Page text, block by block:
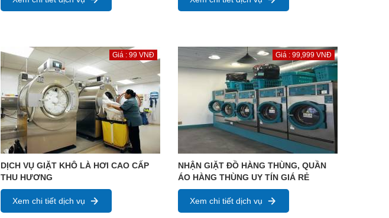
Giá : 99 VNĐ
DỊCH VỤ GIẶT KHÔ LÀ HƠI CAO CẤP
THU HƯƠNG
Xem chi tiết dịch vụ
Giá : 99,999 VNĐ
NHẬN GIẶT ĐỒ HÀNG THÙNG, QUẦN
ÁO HÀNG THÙNG UY TÍN GIÁ RẺ
Xem chi tiết dịch vụ